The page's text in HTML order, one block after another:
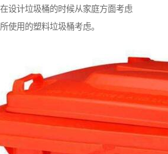
设计垃圾桶的时候从家庭方面考虑
使用的塑料垃圾桶考虑。